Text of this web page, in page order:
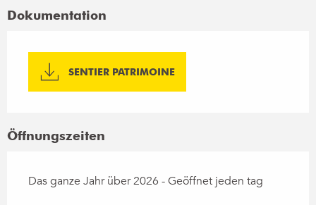
Dokumentation
SENTIER PATRIMOINE
Öffnungszeiten
Das ganze Jahr über 2026 - Geöffnet jeden tag